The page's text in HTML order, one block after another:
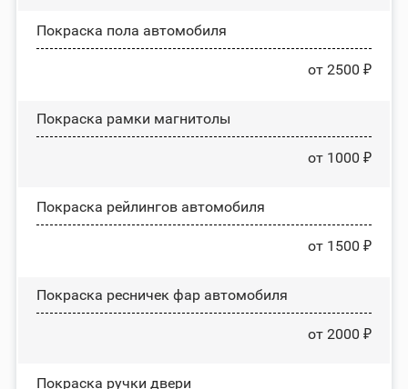
Покраска пола автомобиля
от 2500 ₽
Покраска рамки магнитолы
от 1000 ₽
Покраска рейлингов автомобиля
от 1500 ₽
Покраска ресничек фар автомобиля
от 2000 ₽
Покраска ручки двери